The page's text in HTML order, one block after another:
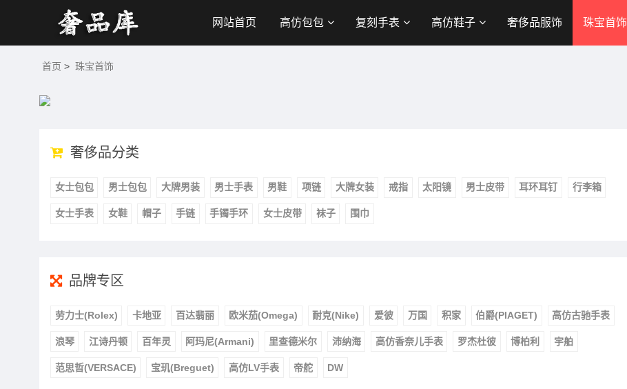
网站首页 高仿包包 复刻手表 高仿鞋子 奢侈品服饰 珠宝首饰
首页 > 珠宝首饰
奢侈品分类
女士包包 男士包包 大牌男装 男士手表 男鞋 项链 大牌女装 戒指 太阳镜 男士皮带 耳环耳钉 行李箱
女士手表 女鞋 帽子 手链 手镯手环 女士皮带 袜子 围巾
品牌专区
劳力士(Rolex) 卡地亚 百达翡丽 欧米茄(Omega) 耐克(Nike) 爱彼 万国 积家 伯爵(PIAGET) 高仿古驰手表
浪琴 江诗丹顿 百年灵 阿玛尼(Armani) 里查德米尔 沛纳海 高仿香奈儿手表 罗杰杜彼 博柏利 宇舶
范思哲(VERSACE) 宝玑(Breguet) 高仿LV手表 帝舵 DW